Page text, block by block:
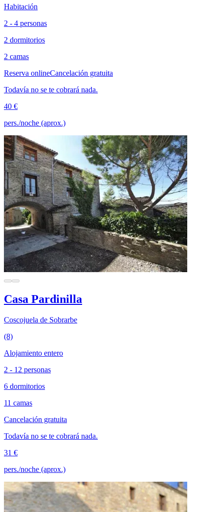
Habitación
2 - 4 personas
2 dormitorios
2 camas
Reserva onlineCancelación gratuita
Todavía no se te cobrará nada.
40 €
pers./noche (aprox.)
Casa Pardinilla
Coscojuela de Sobrarbe
(8)
Alojamiento entero
2 - 12 personas
6 dormitorios
11 camas
Cancelación gratuita
Todavía no se te cobrará nada.
31 €
pers./noche (aprox.)